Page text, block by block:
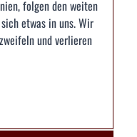
folgen den weiten
etwas in uns. Wir
und verlieren